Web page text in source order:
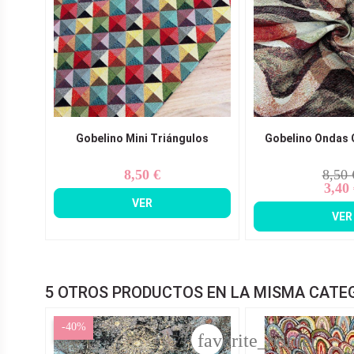
Gobelino Mini Triángulos
Precio
8,50 €
VER
Gobelino Ondas
8,50
3,40
VER
5 OTROS PRODUCTOS EN LA MISMA
-40%
favorite_border